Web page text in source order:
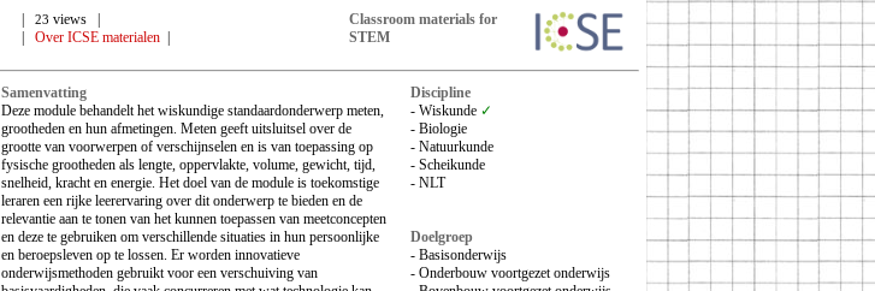
23 views |
Over ICSE materialen
Classroom materials for
STEM
Samenvatting
Deze module behandelt het wiskundige standaardonderwerp meten,
grootheden en hun afmetingen. Meten geeft uitsluitsel over de
grootte van voorwerpen of verschijnselen en is van toepassing op
fysische grootheden als lengte, oppervlakte, volume, gewicht, tijd,
snelheid, kracht en energie. Het doel van de module is toekomstige
leraren een rijke leerervaring over dit onderwerp te bieden en de
relevantie aan te tonen van het kunnen toepassen van meetconcepten
en deze te gebruiken om verschillende situaties in hun persoonlijke
en beroepsleven op te lossen. Er worden innovatieve
onderwijsmethoden gebruikt voor een verschuiving van
Discipline
- Wiskunde ✓
- Biologie
- Natuurkunde
- Scheikunde
- NLT
Doelgroep
- Basisonderwijs
- Onderbouw voortgezet onderwijs